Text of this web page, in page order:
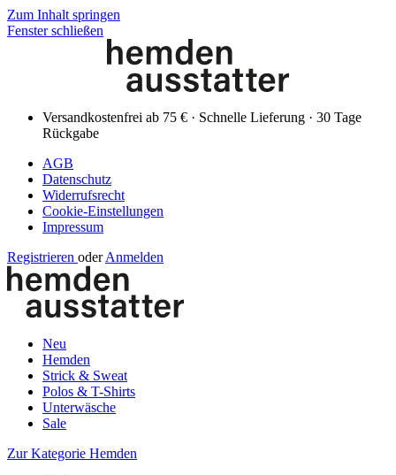
Zum Inhalt springen
Fenster schließen
Versandkostenfrei ab 75 € · Schnelle Lieferung · 30 Tage
Rückgabe
AGB
Datenschutz
Widerrufsrecht
Cookie-Einstellungen
Impressum
Registrieren oder Anmelden
Neu
Hemden
Strick & Sweat
Polos & T-Shirts
Unterwäsche
Sale
Zur Kategorie Hemden